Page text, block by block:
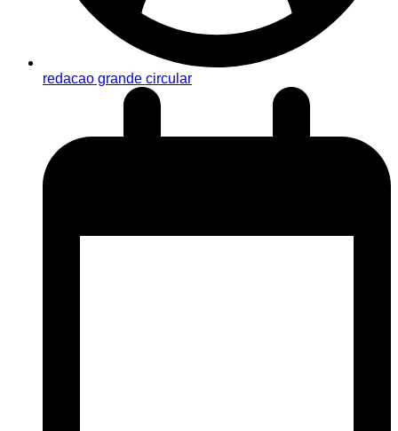
redacao grande circular